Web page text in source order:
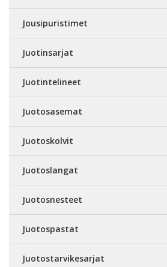
Jousipuristimet
Juotinsarjat
Juotintelineet
Juotosasemat
Juotoskolvit
Juotoslangat
Juotosnesteet
Juotospastat
Juotostarvikesarjat